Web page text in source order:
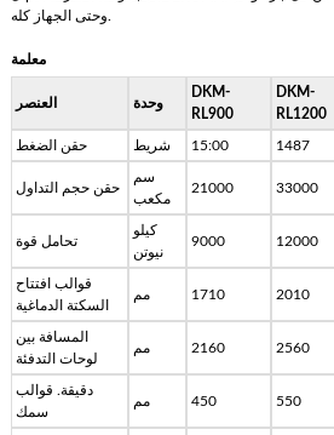
وحتى الجهاز كله.
معلمة
العنصر وحدة
DKM-
RL900
DKM-
RL1200
حقن الضغط شريط 15:00 1487
حقن حجم التداول
سم
مكعب
21000 33000
تحامل قوة
كيلو
نيوتن
9000 12000
قوالب افتتاح
السكتة الدماغية
مم 1710 2010
المسافة بين
لوحات التدفئة
مم 2160 2560
دقيقة. قوالب
سمك
مم 450 550